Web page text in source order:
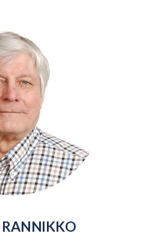
RANNIKKO